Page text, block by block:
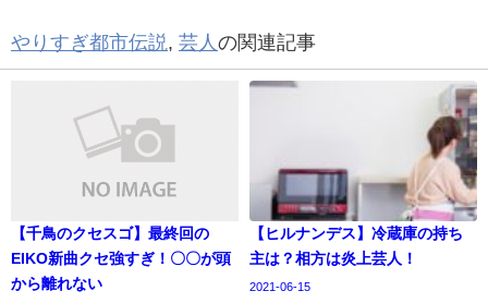
やりすぎ都市伝説, 芸人 の関連記事
【千鳥のクセスゴ】最終回の
EIKO新曲クセ強すぎ！〇〇が頭
から離れない
【ヒルナンデス】冷蔵庫の持ち
主は？相方は炎上芸人！
2021-06-15